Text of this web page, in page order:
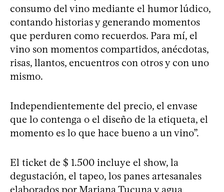
consumo del vino mediante el humor lúdico,
contando historias y generando momentos
que perduren como recuerdos. Para mí, el
vino son momentos compartidos, anécdotas,
risas, llantos, encuentros con otros y con uno
mismo.
Independientemente del precio, el envase
que lo contenga o el diseño de la etiqueta, el
momento es lo que hace bueno a un vino”.
El ticket de $ 1.500 incluye el show, la
degustación, el tapeo, los panes artesanales